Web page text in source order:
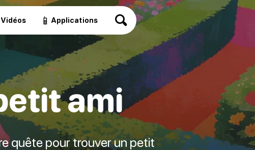
Vidéos 📱 Applications
ami
quête pour trouver un petit